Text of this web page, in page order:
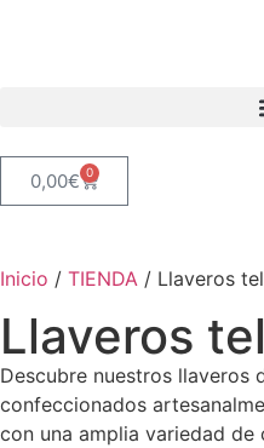
0,00€ 0
Inicio / TIENDA / Llaveros
Llaveros
Descubre nuestros llaveros
confeccionados
con una amplia variedad